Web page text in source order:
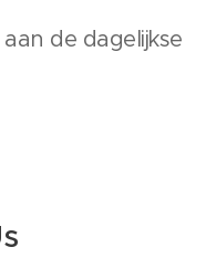
de dagelijkse